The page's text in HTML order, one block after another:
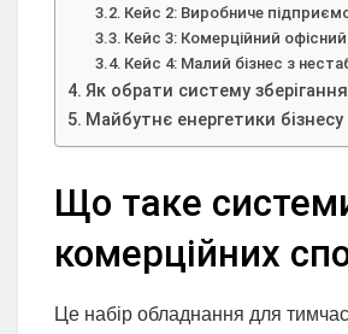
Кейс 2: Виробниче
Кейс 3: Комерційний
Кейс 4: Малий бізнес з
Як обрати систему зберігання
Майбутнє енергетики
Що таке
комерційних
Це набір обладнання для